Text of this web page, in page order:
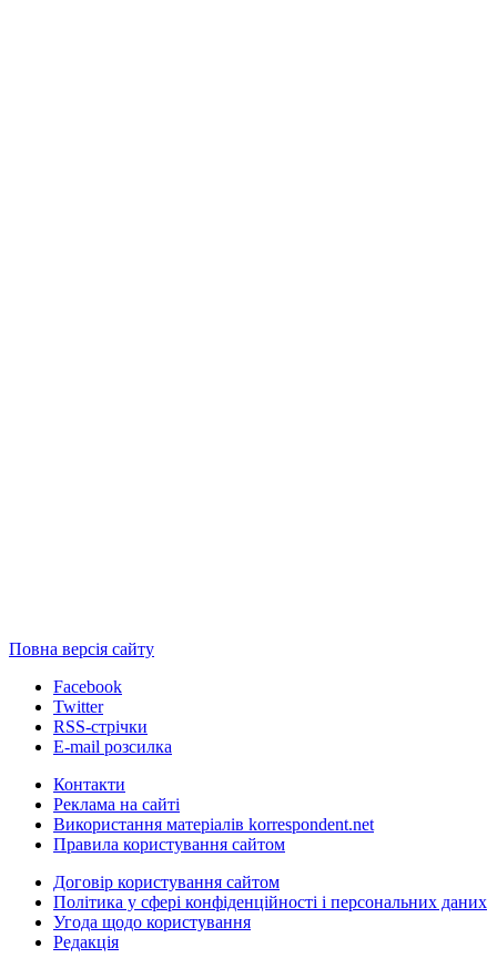
Повна версія сайту
Facebook
Twitter
RSS-стрічки
E-mail розсилка
Контакти
Реклама на сайті
Використання матеріалів korrespondent.net
Правила користування сайтом
Договір користування сайтом
Політика у сфері конфіденційності і персональних даних
Угода щодо користування
Редакція